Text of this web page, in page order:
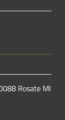
Rosate MI